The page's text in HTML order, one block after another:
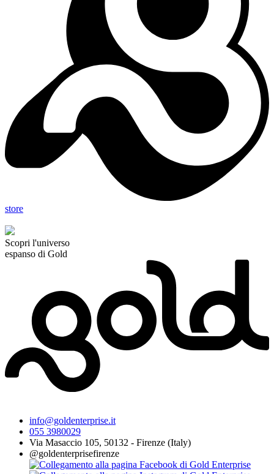
store
Scopri l'universo
espanso di Gold
info@goldenterprise.it
055 3980029
Via Masaccio 105, 50132 - Firenze (Italy)
@goldenterprisefirenze